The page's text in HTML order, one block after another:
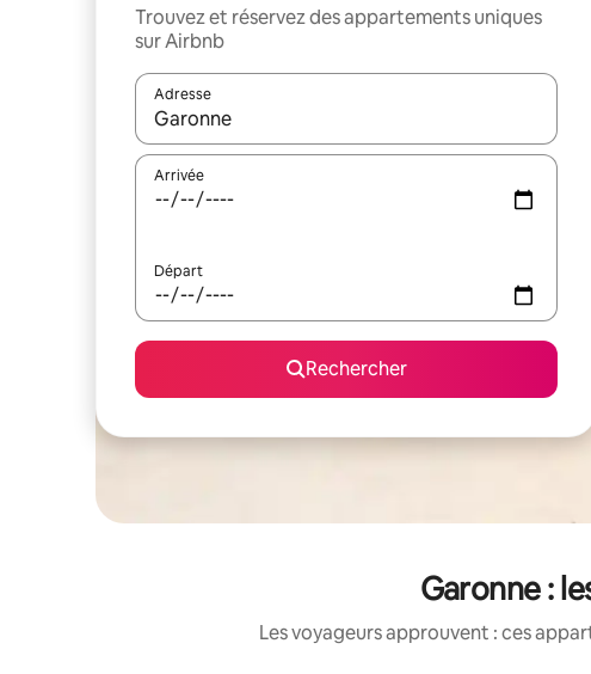
Trouvez et réservez des appartements uniques
sur Airbnb
Adresse
Lorsque les résultats s'affichent, utilisez les flèches vers
Arrivée
Départ
Rechercher
Garonne :
Les voyageurs approuvent : ces